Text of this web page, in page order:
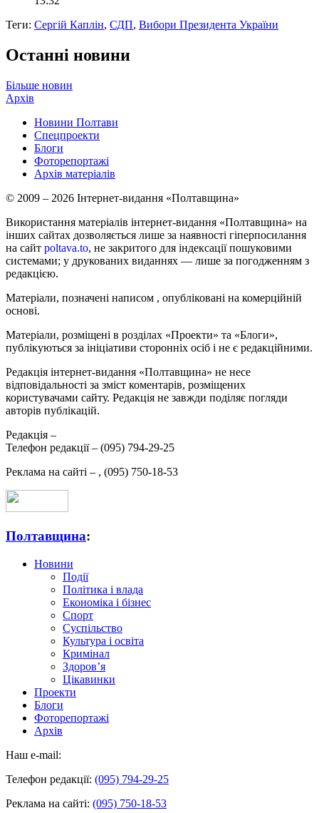
Теги: Сергій Каплін, СДП, Вибори Президента України
Останні новини
Більше новин
Архів
Новини Полтави
Спецпроекти
Блоги
Фоторепортажі
Архів матеріалів
© 2009 – 2026 Інтернет-видання «Полтавщина»
Використання матеріалів інтернет-видання «Полтавщина» на
інших сайтах дозволяється лише за наявності гіперпосилання
на сайт poltava.to, не закритого для індексації пошуковими
системами; у друкованих виданнях — лише за погодженням з
редакцією.
Матеріали, позначені написом , опубліковані на комерційній
основі.
Матеріали, розміщені в розділах «Проекти» та «Блоги»,
публікуються за ініціативи сторонніх осіб і не є редакційними.
Редакція інтернет-видання «Полтавщина» не несе
відповідальності за зміст коментарів, розміщених
користувачами сайту. Редакція не завжди поділяє погляди
авторів публікацій.
Редакція –
Телефон редакції – (095) 794-29-25
Реклама на сайті – , (095) 750-18-53
Полтавщина:
Новини
Події
Політика і влада
Економіка і бізнес
Спорт
Суспільство
Культура і освіта
Кримінал
Здоров’я
Цікавинки
Проекти
Блоги
Фоторепортажі
Архів
Наш e-mail:
Телефон редакції: (095) 794-29-25
Реклама на сайті: (095) 750-18-53